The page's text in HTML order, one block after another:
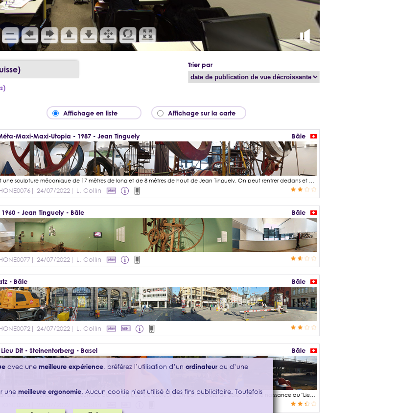
Trier par
Affichage en liste Affichage sur la carte
Maxi-Maxi-Utopia - 1987 - Jean Tinguely Bâle
Utopia est une sculpture mécanique de 17 mètres de long et de 8 mètres de haut de Jean Tinguely. On peut rentrer dedans et y marcher pour admirer les multiples roues, moteurs, courroies de transmission qui permettent de mettre en mouvement les différents composants. Cette sculpture peut-être contemplée au Musée Tinguely à Bâle.
| 24/07/2022 | L. Collin
- Jean Tinguely - Bâle Bâle
| 24/07/2022 | L. Collin
- Bâle Bâle
| 24/07/2022 | L. Collin
Dit - Steinentorberg - Basel Bâle
En 1975, l'artiste bâlois Michael Grossert souhaite donner un peu de couleur à un coin morose de Bâle. Il donne naissance au "Lieu dit", sculpture pleine de couleurs à découvrir dans le quartier de Heuwaage. Aujourd'hui, les enfants s'amusent dessus et les habitués des pubs avoisinants aiment s'y asseoir pour apprécier leur bière.
avec une meilleure expérience, préférez l’utilisation d’un ordinateur ou d’une
une meilleure ergonomie. Aucun cookie n'est utilisé à des fins publicitaire. Toutefois